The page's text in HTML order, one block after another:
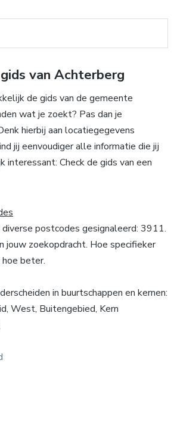
van Achterberg
de gids van de gemeente
wat je zoekt? Pas dan je
hierbij aan locatiegegevens
jij eenvoudiger alle informatie die jij
interessant: Check de gids van een
postcodes gesignaleerd: 3911.
jouw zoekopdracht. Hoe specifieker
beter.
in buurtschappen en kernen:
West, Buitengebied, Kern